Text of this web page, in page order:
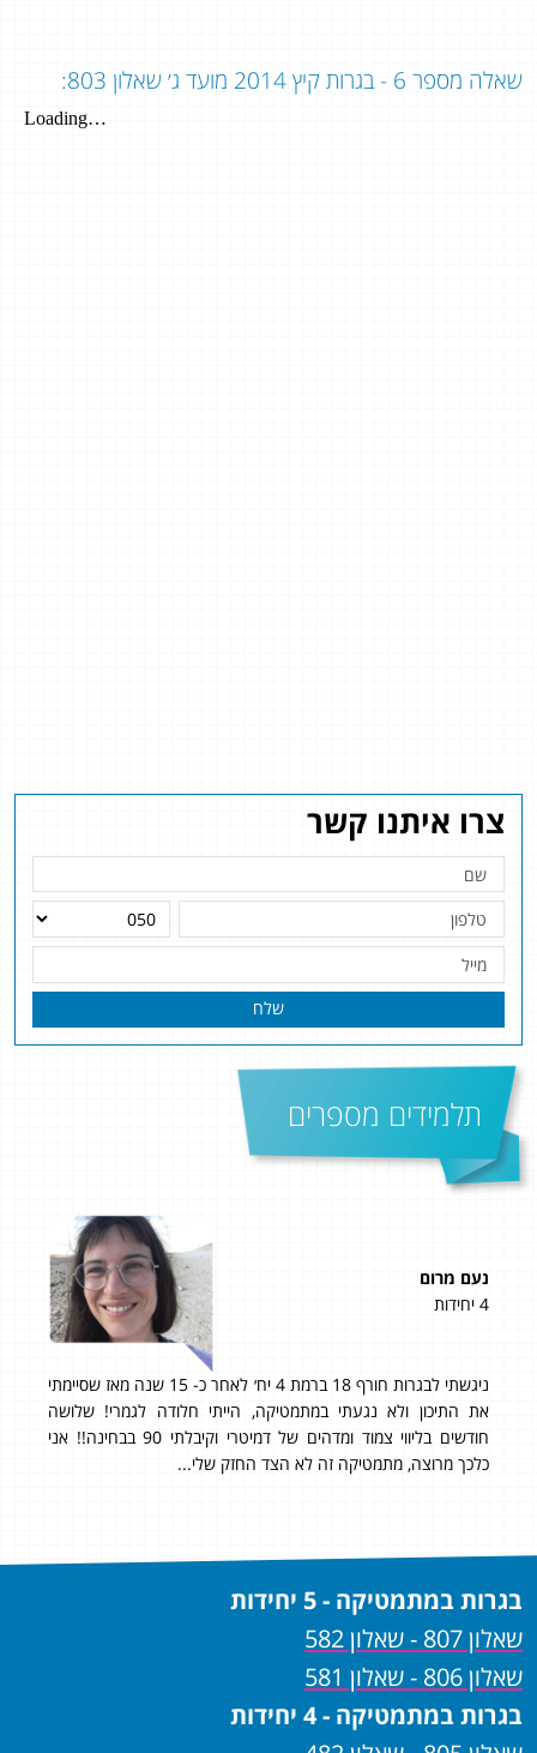
צרו איתנו קשר
שלח
תלמידים מספרים
נעם מרום
4 יחידות
ניגשתי לבגרות חורף 18 ברמת 4 יח׳ לאחר כ- 15 שנה מאז שסיימתי
את התיכון ולא נגעתי במתמטיקה, הייתי חלודה לגמרי! שלושה
חודשים בליווי צמוד ומדהים של דמיטרי וקיבלתי 90 בבחינה!! אני
כלכך מרוצה, מתמטיקה זה לא הצד החזק שלי...
שאלה מספר 6 - בגרות קיץ 2014 מועד ג׳ שאלון 803:
בגרות במתמטיקה - 5 יחידות
שאלון 807 - שאלון 582
שאלון 806 - שאלון 581
בגרות במתמטיקה - 4 יחידות